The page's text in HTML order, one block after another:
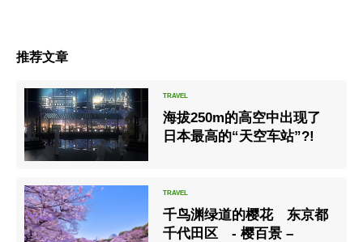
推荐文章
海拔250m的高空中出现了
日本最高的“天空车站”?!
千鸟渊绿道的樱花 东京都
千代田区 - 樱百景 –